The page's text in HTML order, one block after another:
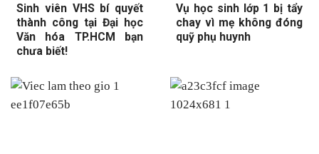
Sinh viên VHS bí quyết
thành công tại Đại học
Văn hóa TP.HCM bạn
chưa biết!
Vụ học sinh lớp 1 bị tẩy
chay vì mẹ không đóng
quỹ phụ huynh